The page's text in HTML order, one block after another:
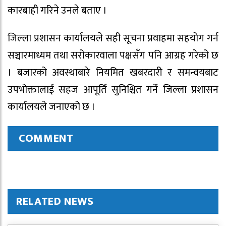
कारबाही गरिने उनले बताए ।
जिल्ला प्रशासन कार्यालयले सही सूचना प्रवाहमा सहयोग गर्न
सञ्चारमाध्यम तथा सरोकारवाला पक्षसँग पनि आग्रह गरेको छ
। बजारको अवस्थाबारे नियमित खबरदारी र समन्वयबाट
उपभोक्तालाई सहज आपूर्ति सुनिश्चित गर्ने जिल्ला प्रशासन
कार्यालयले जनाएको छ ।
COMMENT
RELATED NEWS